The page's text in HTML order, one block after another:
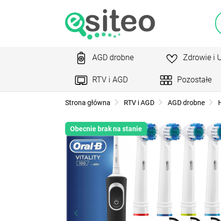
AGD drobne Zdrowie i
RTV i AGD Pozostałe
Strona główna RTV i AGD AGD drobne
Obecnie brak na stanie
Poprzedni
keyboard_arrow_left